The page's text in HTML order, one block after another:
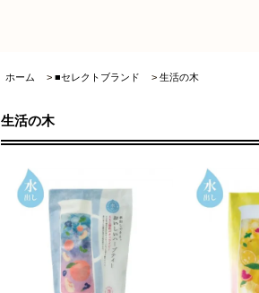
ホーム > ■セレクトブランド > 生活の木
生活の木